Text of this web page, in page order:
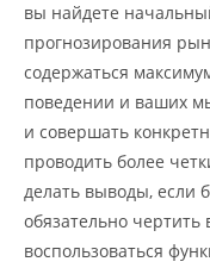
вы найдете
прогнозирования
содержаться
поведении и ваших
и совершать
проводить более
делать выводы, если
обязательно чертить
воспользоваться